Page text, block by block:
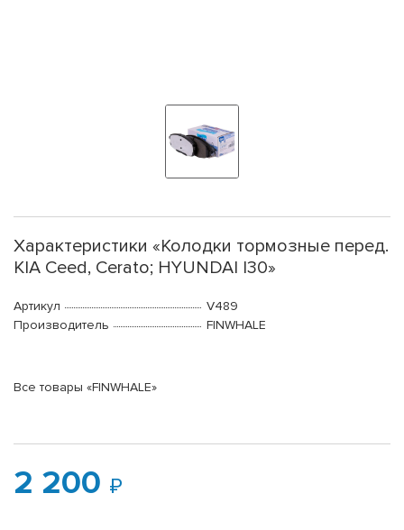
Характеристики «Колодки тормозные перед.
KIA Ceed, Cerato; HYUNDAI I30»
Артикул
V489
Производитель
FINWHALE
Все товары «FINWHALE»
2 200